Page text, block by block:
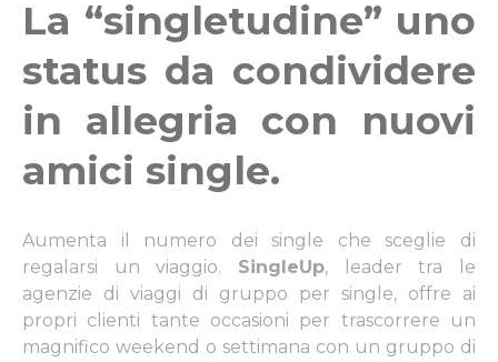
La “singletudine” uno
status da condividere
in allegria con nuovi
amici single.
Aumenta il numero dei single che sceglie di
regalarsi un viaggio. SingleUp, leader tra le
agenzie di viaggi di gruppo per single, offre ai
propri clienti tante occasioni per trascorrere un
magnifico weekend o settimana con un gruppo di